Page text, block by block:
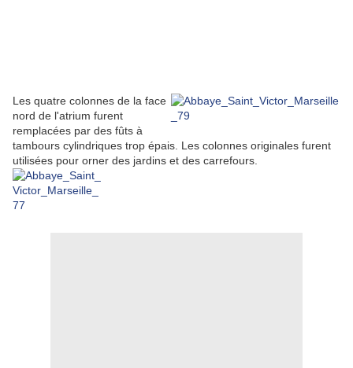
Les quatre colonnes de la face
nord de l'atrium furent
remplacées par des fûts à
tambours cylindriques trop épais. Les colonnes originales furent
utilisées pour orner des jardins et des carrefours.